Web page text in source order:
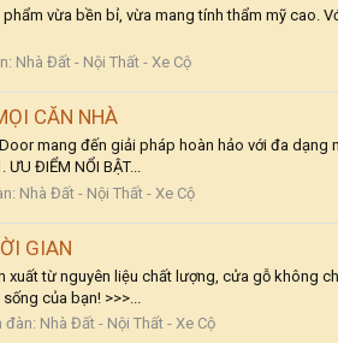
vừa bền bỉ, vừa mang tính thẩm mỹ cao.
Nhà Đất - Nội Thất - Xe Cộ
CĂN NHÀ
mang đến giải pháp hoàn hảo với đa dạng
ĐIỂM NỔI BẬT...
Nhà Đất - Nội Thất - Xe Cộ
GIAN
từ nguyên liệu chất lượng, cửa gỗ không
của bạn! >>>...
đàn: Nhà Đất - Nội Thất - Xe Cộ